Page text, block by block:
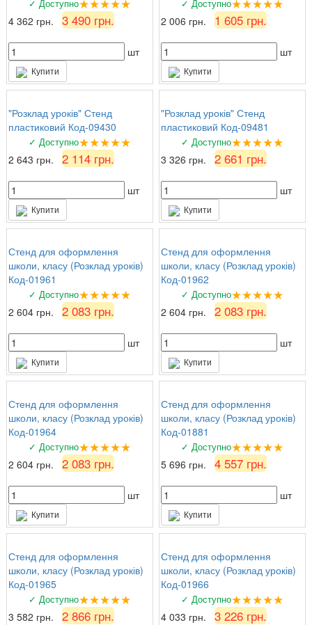
✓ Доступно
4 362 грн. 3 490 грн.
шт
Купити
✓ Доступно
2 006 грн. 1 605 грн.
шт
Купити
"Розклад уроків" Стенд
пластиковий Код-09430
✓ Доступно★★★★★
2 643 грн. 2 114 грн.
шт
Купити
"Розклад уроків" Стенд
пластиковий Код-09481
✓ Доступно★★★★★
3 326 грн. 2 661 грн.
шт
Купити
Стенд для оформлення
школи, класу (Розклад уроків)
Код-01961
✓ Доступно★★★★★
2 604 грн. 2 083 грн.
шт
Купити
Стенд для оформлення
школи, класу (Розклад уроків)
Код-01962
✓ Доступно★★★★★
2 604 грн. 2 083 грн.
шт
Купити
Стенд для оформлення
школи, класу (Розклад уроків)
Код-01964
✓ Доступно★★★★★
2 604 грн. 2 083 грн.
шт
Купити
Стенд для оформлення
школи, класу (Розклад уроків)
Код-01881
✓ Доступно★★★★★
5 696 грн. 4 557 грн.
шт
Купити
Стенд для оформлення
школи, класу (Розклад уроків)
Код-01965
✓ Доступно★★★★★
3 582 грн. 2 866 грн.
Стенд для оформлення
школи, класу (Розклад уроків)
Код-01966
✓ Доступно★★★★★
4 033 грн. 3 226 грн.